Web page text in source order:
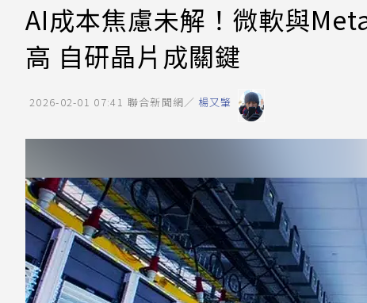
AI成本焦慮未解！微軟與
高 自研晶片成關鍵
2026-02-01 07:41 聯合新聞網／ 楊又肇